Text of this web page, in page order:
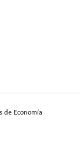
de Economía